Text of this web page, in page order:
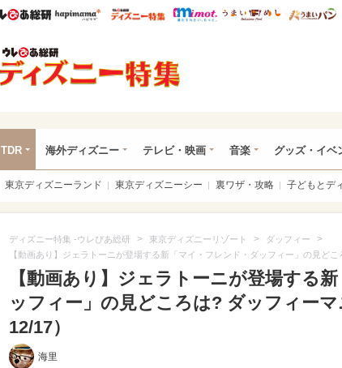
ウレぴあ総研ハピママ* ウレぴあ総研 ディズニー特集
mimot. うまいめし
TDR 海外ディズニー テレビ・映画 音楽 グッズ・イベ
東京ディズニーランド 東京ディズニーシー 裏ワザ・攻略 子どもとデ
ディズニー特集 -ウレぴあ総研 > 東京ディズニーリゾート > ダッフィー >
【動画あり】ジェラトーニが登場する新「マイ・フレンド・ダッフィー」の見ど
【動画あり】ジェラトーニが登場する
ッフィー」の見どころは? ダッフィー
12/17）
海里